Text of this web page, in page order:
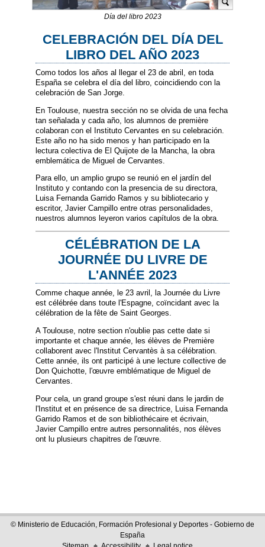
Día del libro 2023
CELEBRACIÓN DEL DÍA DEL
LIBRO DEL AÑO 2023
Como todos los años al llegar el 23 de abril, en toda
España se celebra el día del libro, coincidiendo con la
celebración de San Jorge.
En Toulouse, nuestra sección no se olvida de una fecha
tan señalada y cada año, los alumnos de première
colaboran con el Instituto Cervantes en su celebración.
Este año no ha sido menos y han participado en la
lectura colectiva de El Quijote de la Mancha, la obra
emblemática de Miguel de Cervantes.
Para ello, un amplio grupo se reunió en el jardín del
Instituto y contando con la presencia de su directora,
Luisa Fernanda Garrido Ramos y su bibliotecario y
escritor, Javier Campillo entre otras personalidades,
nuestros alumnos leyeron varios capítulos de la obra.
CÉLÉBRATION DE LA
JOURNÉE DU LIVRE DE
L'ANNÉE 2023
Comme chaque année, le 23 avril, la Journée du Livre
est célébrée dans toute l'Espagne, coïncidant avec la
célébration de la fête de Saint Georges.
A Toulouse, notre section n'oublie pas cette date si
importante et chaque année, les élèves de Première
collaborent avec l'Institut Cervantès à sa célébration.
Cette année, ils ont participé à une lecture collective de
Don Quichotte, l'œuvre emblématique de Miguel de
Cervantes.
Pour cela, un grand groupe s'est réuni dans le jardin de
l'Institut et en présence de sa directrice, Luisa Fernanda
Garrido Ramos et de son bibliothécaire et écrivain,
Javier Campillo entre autres personnalités, nos élèves
ont lu plusieurs chapitres de l'œuvre.
© Ministerio de Educación, Formación Profesional y Deportes - Gobierno de
España